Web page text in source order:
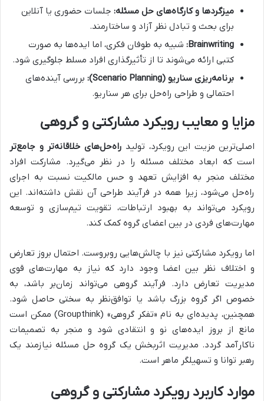
میزگردها و کارگاه‌های حل مسئله: جلسات حضوری یا آنلاین
برای بحث و تبادل نظر آزاد و ساختارمند.
Brainwriting: شبیه به طوفان فکری، اما ایده‌ها به صورت
کتبی ارائه می‌شوند تا از تأثیرگذاری افراد مسلط جلوگیری شود.
برنامه‌ریزی سناریو (Scenario Planning):
بررسی آینده‌های
احتمالی و طراحی راه‌حل برای هر سناریو.
مزایا و معایب رویکرد مشارکتی و گروهی
اصلی‌ترین مزیت این رویکرد، تولید راه‌حل‌های خلاقانه‌تر و جامع‌تر
است که ابعاد مختلف مسئله را در نظر می‌گیرد. مشارکت افراد
مختلف منجر به افزایش تعهد و حس مالکیت نسبت به اجرای
راه‌حل می‌شود، زیرا همه در فرآیند طراحی آن نقش داشته‌اند. این
رویکرد می‌تواند به بهبود ارتباطات، تقویت تیم‌سازی و توسعه
مهارت‌های فردی در بین اعضای گروه کمک کند.
اما رویکرد مشارکتی نیز با چالش‌هایی روبروست. احتمال بروز تعارض
و اختلاف نظر بین اعضا وجود دارد که نیاز به مهارت‌های قوی
مدیریت تعارض دارد. فرآیند گروهی می‌تواند زمان‌بر باشد، به
خصوص اگر گروه بزرگ باشد یا توافق‌نظر به سختی حاصل شود.
همچنین، پدیده‌ای به نام «تفکر گروهی» (Groupthink) ممکن است
مانع از بروز ایده‌های نو و انتقادی شود و منجر به تصمیمات
ناکارآمد گردد. مدیریت اثربخش یک گروه حل مسئله نیازمند یک
رهبر توانا و تسهیلگر ماهر است.
موارد کاربرد رویکرد مشارکتی و گروهی